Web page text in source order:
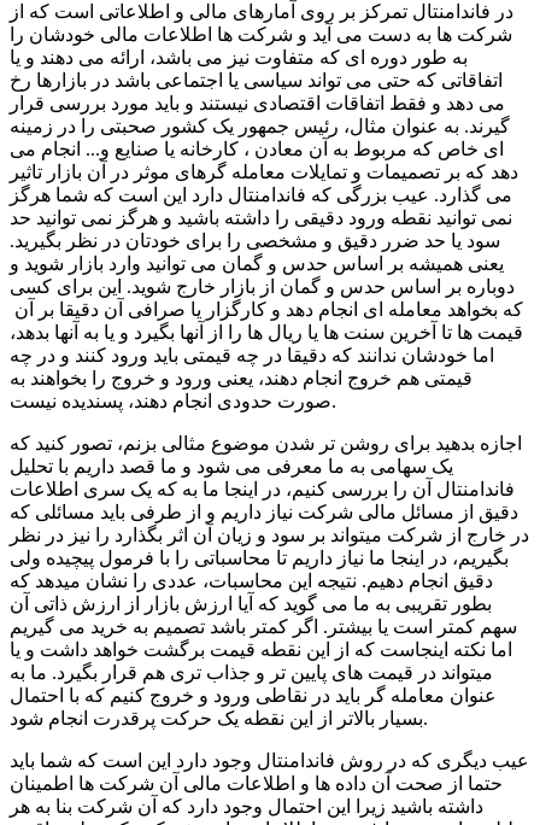
در فاندامنتال تمرکز بر روی آمارهای مالی و اطلاعاتی است که از
شرکت ها به دست می آید و شرکت ها اطلاعات مالی خودشان را
به طور دوره ای که متفاوت نیز می باشد، ارائه می دهند و یا
اتفاقاتی که حتی می تواند سیاسی یا اجتماعی باشد در بازارها رخ
می دهد و فقط اتفاقات اقتصادی نیستند و باید مورد بررسی قرار
گیرند. به عنوان مثال، رئیس جمهور یک کشور صحبتی را در زمینه
ای خاص که مربوط به آن معادن ، کارخانه یا صنایع و... انجام می
دهد که بر تصمیمات و تمایلات معامله گرهای موثر در آن بازار تاثیر
می گذارد. عیب بزرگی که فاندامنتال دارد این است که شما هرگز
نمی توانید نقطه ورود دقیقی را داشته باشید و هرگز نمی توانید حد
سود یا حد ضرر دقیق و مشخصی را برای خودتان در نظر بگیرید.
یعنی همیشه بر اساس حدس و گمان می توانید وارد بازار شوید و
دوباره بر اساس حدس و گمان از بازار خارج شوید. این برای کسی
که بخواهد معامله ای انجام دهد و کارگزار یا صرافی آن دقیقا بر آن
قیمت ها تا آخرین سنت ها یا ریال ها را از آنها بگیرد و یا به آنها بدهد،
اما خودشان ندانند که دقیقا در چه قیمتی باید ورود کنند و در چه
قیمتی هم خروج انجام دهند، یعنی ورود و خروج را بخواهند به
صورت حدودی انجام دهند، پسندیده نیست.
اجازه بدهید برای روشن تر شدن موضوع مثالی بزنم، تصور کنید که
یک سهامی به ما معرفی می شود و ما قصد داریم با تحلیل
فاندامنتال آن را بررسی کنیم، در اینجا ما به که یک سری اطلاعات
دقیق از مسائل مالی شرکت نیاز داریم و از طرفی باید مسائلی که
در خارج از شرکت میتواند بر سود و زیان آن اثر بگذارد را نیز در نظر
بگیریم، در اینجا ما نیاز داریم تا محاسباتی را با فرمول پیچیده ولی
دقیق انجام دهیم. نتیجه این محاسبات، عددی را نشان میدهد که
بطور تقریبی به ما می گوید که آیا ارزش بازار از ارزش ذاتی آن
سهم کمتر است یا بیشتر. اگر کمتر باشد تصمیم به خرید می گیریم
اما نکته اینجاست که از این نقطه قیمت برگشت خواهد داشت و یا
میتواند در قیمت های پایین تر و جذاب تری هم قرار بگیرد. ما به
عنوان معامله گر باید در نقاطی ورود و خروج کنیم که با احتمال
بسیار بالاتر از این نقطه یک حرکت پرقدرت انجام شود.
عیب دیگری که در روش فاندامنتال وجود دارد این است که شما باید
حتما از صحت آن داده ها و اطلاعات مالی آن شرکت ها اطمینان
داشته باشید زیرا این احتمال وجود دارد که آن شرکت بنا به هر